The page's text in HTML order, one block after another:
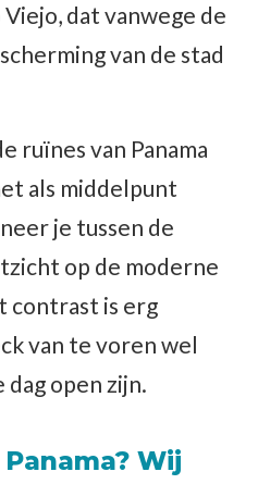
dat vanwege de
van de stad
ruïnes van Panama
als middelpunt
je tussen de
op de moderne
contrast is erg
van te voren wel
open zijn.
Wij